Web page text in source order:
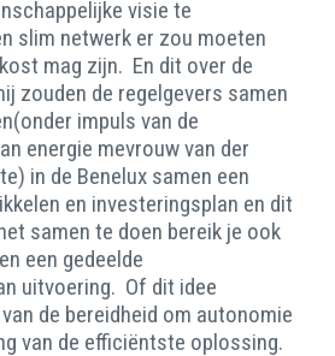
visie te
slim netwerk er zou moeten
mag zijn. En dit over de
zouden de regelgevers samen
impuls van de
energie mevrouw van der
in de Benelux samen een
en investeringsplan en dit
samen te doen bereik je ook
een gedeelde
uitvoering. Of dit idee
de bereidheid om autonomie
van de efficiëntste oplossing.